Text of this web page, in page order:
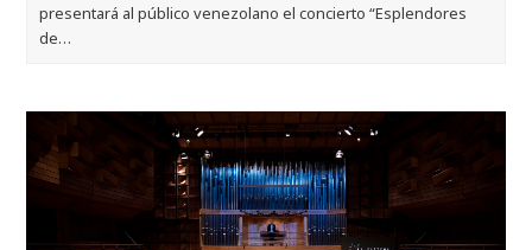
presentará al público venezolano el concierto “Esplendores
de…